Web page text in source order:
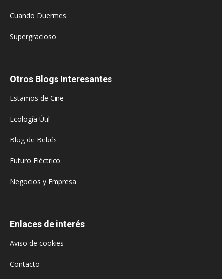
Cuando Duermes
Supergracioso
Otros Blogs Interesantes
Estamos de Cine
Ecología Útil
Blog de Bebés
Futuro Eléctrico
Negocios y Empresa
Enlaces de interés
Aviso de cookies
Contacto